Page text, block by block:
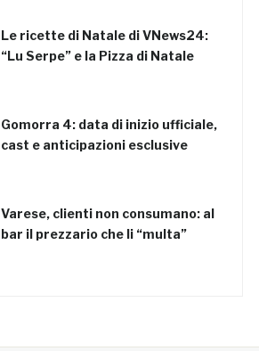
Le ricette di Natale di VNews24:
“Lu Serpe” e la Pizza di Natale
Gomorra 4: data di inizio ufficiale,
cast e anticipazioni esclusive
Varese, clienti non consumano: al
bar il prezzario che li “multa”